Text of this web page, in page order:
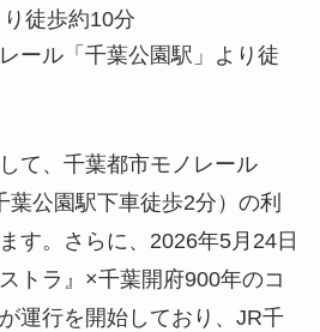
徒歩約10分
ール「千葉公園駅」より徒
て、千葉都市モノレール
葉公園駅下車徒歩2分）の利
す。さらに、2026年5月24日
トラ』×千葉開府900年のコ
運行を開始しており、JR千